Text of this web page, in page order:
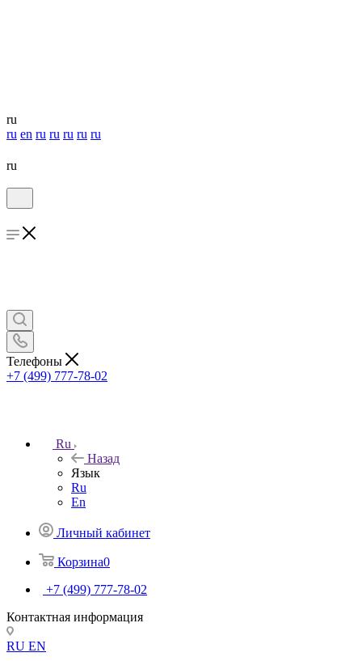
ru
ru en ru ru ru ru ru
ru
Телефоны
+7 (499) 777-78-02
Ru
Назад
Язык
Ru
En
Личный кабинет
Корзина0
+7 (499) 777-78-02
Контактная информация
RU EN